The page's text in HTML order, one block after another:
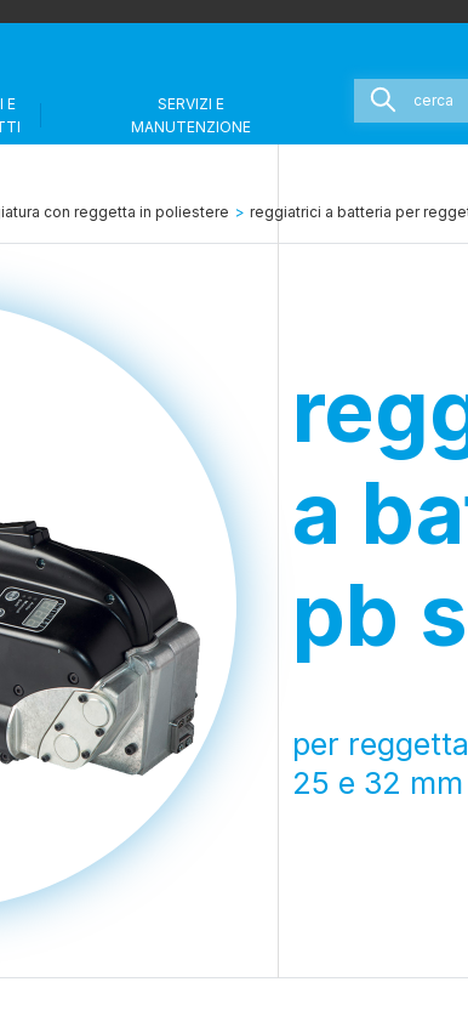
E
SERVIZI E
MANUTENZIONE
con reggetta in poliestere > reggiatrici a batteria per
a
pb
per
25 e 32 mm